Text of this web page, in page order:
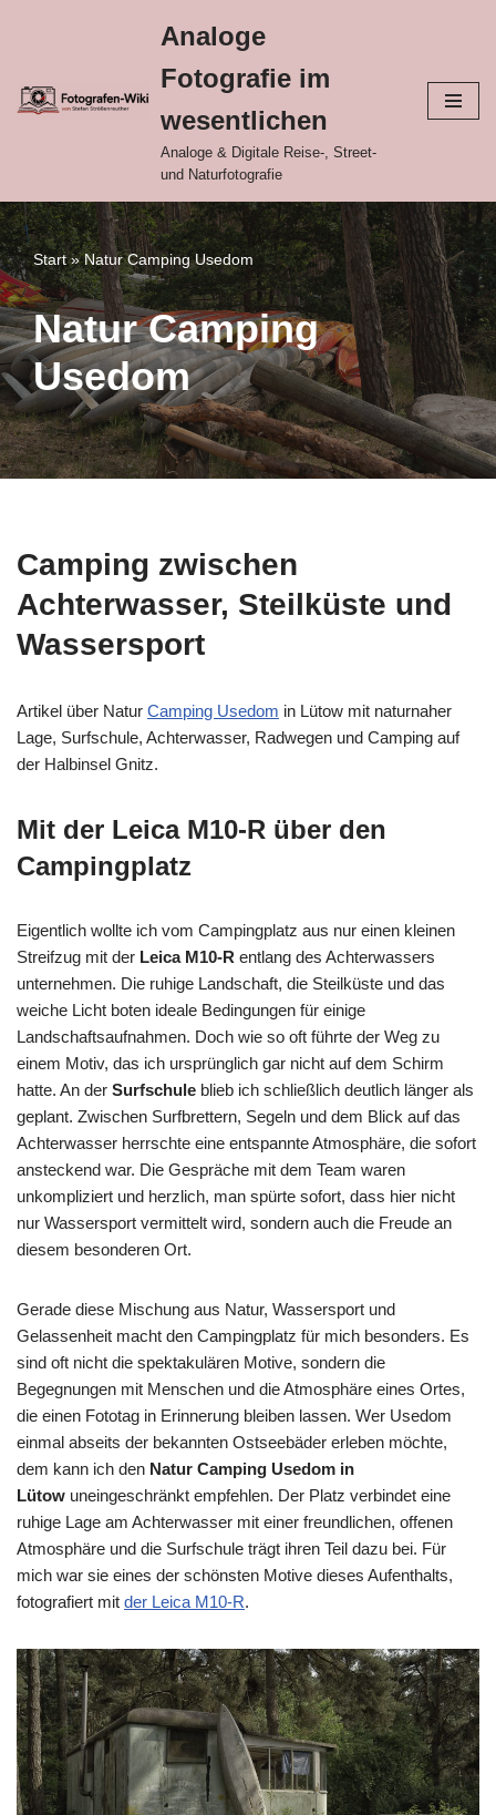
Inhalt
springen
Analoge
Fotografie im
wesentlichen
Analoge & Digitale Reise-, Street-
und Naturfotografie
Start»Natur Camping Usedom
Natur Camping
Usedom
Camping zwischen
Achterwasser, Steilküste und
Wassersport
Artikel über Natur Camping Usedom in Lütow mit naturnaher
Lage, Surfschule, Achterwasser, Radwegen und Camping auf
der Halbinsel Gnitz.
Mit der Leica M10-R über den
Campingplatz
Eigentlich wollte ich vom Campingplatz aus nur einen kleinen
Streifzug mit der Leica M10-R entlang des Achterwassers
unternehmen. Die ruhige Landschaft, die Steilküste und das
weiche Licht boten ideale Bedingungen für einige
Landschaftsaufnahmen. Doch wie so oft führte der Weg zu
einem Motiv, das ich ursprünglich gar nicht auf dem Schirm
hatte. An der Surfschule blieb ich schließlich deutlich länger als
geplant. Zwischen Surfbrettern, Segeln und dem Blick auf das
Achterwasser herrschte eine entspannte Atmosphäre, die sofort
ansteckend war. Die Gespräche mit dem Team waren
unkompliziert und herzlich, man spürte sofort, dass hier nicht
nur Wassersport vermittelt wird, sondern auch die Freude an
diesem besonderen Ort.
Gerade diese Mischung aus Natur, Wassersport und
Gelassenheit macht den Campingplatz für mich besonders. Es
sind oft nicht die spektakulären Motive, sondern die
Begegnungen mit Menschen und die Atmosphäre eines Ortes,
die einen Fototag in Erinnerung bleiben lassen. Wer Usedom
einmal abseits der bekannten Ostseebäder erleben möchte,
dem kann ich den Natur Camping Usedom in
Lütow uneingeschränkt empfehlen. Der Platz verbindet eine
ruhige Lage am Achterwasser mit einer freundlichen, offenen
Atmosphäre und die Surfschule trägt ihren Teil dazu bei. Für
mich war sie eines der schönsten Motive dieses Aufenthalts,
fotografiert mit der Leica M10-R.